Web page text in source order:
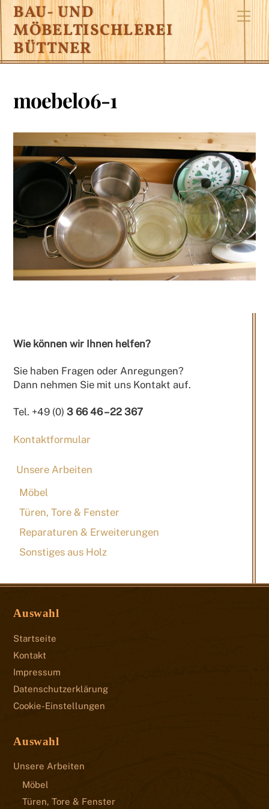
Skip
content
BAU- UND
MÖBELTISCHLEREI
BÜTTNER
moebel06-1
Wie können wir Ihnen helfen?
Sie haben Fragen oder Anregungen?
Dann nehmen Sie mit uns Kontakt auf.
Tel. +49 (0)3 66 46 – 22 367
Kontaktformular
Unsere Arbeiten
Möbel
Türen, Tore & Fenster
Reparaturen & Erweiterungen
Sonstiges aus Holz
Auswahl
Startseite
Kontakt
Impressum
Datenschutzerklärung
Cookie-Einstellungen
Auswahl
Unsere Arbeiten
Möbel
Türen, Tore & Fenster